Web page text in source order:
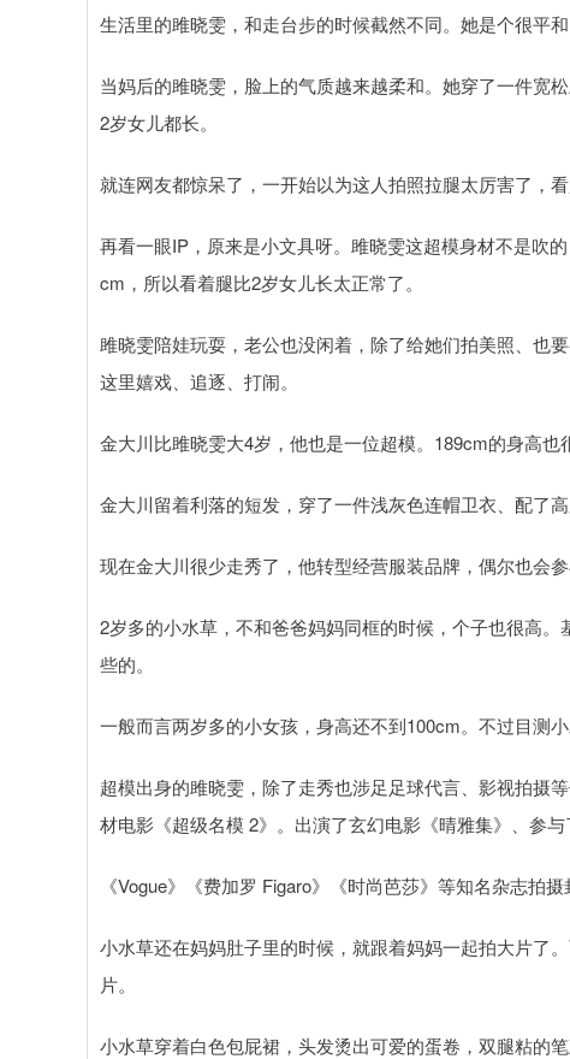
生活里的雎晓雯，和走台步的时候截然不同。她是个很平
当妈后的雎晓雯，脸上的气质越来越柔和。她穿了一件宽
2岁女儿都长。
就连网友都惊呆了，一开始以为这人拍照拉腿太厉害了，
再看一眼IP，原来是小文具呀。雎晓雯这超模身材不是吹
cm，所以看着腿比2岁女儿长太正常了。
雎晓雯陪娃玩耍，老公也没闲着，除了给她们拍美照、也
这里嬉戏、追逐、打闹。
金大川比雎晓雯大4岁，他也是一位超模。189cm的身高也
金大川留着利落的短发，穿了一件浅灰色连帽卫衣、配了
现在金大川很少走秀了，他转型经营服装品牌，偶尔也会
2岁多的小水草，不和爸爸妈妈同框的时候，个子也很高
些的。
一般而言两岁多的小女孩，身高还不到100cm。不过目测
超模出身的雎晓雯，除了走秀也涉足足球代言、影视拍摄
材电影《超级名模 2》。出演了玄幻电影《晴雅集》、参与
《Vogue》《费加罗 Figaro》《时尚芭莎》等知名杂志拍
小水草还在妈妈肚子里的时候，就跟着妈妈一起拍大片了
片。
小水草穿着白色包屁裙，头发烫出可爱的蛋卷，双腿粘的